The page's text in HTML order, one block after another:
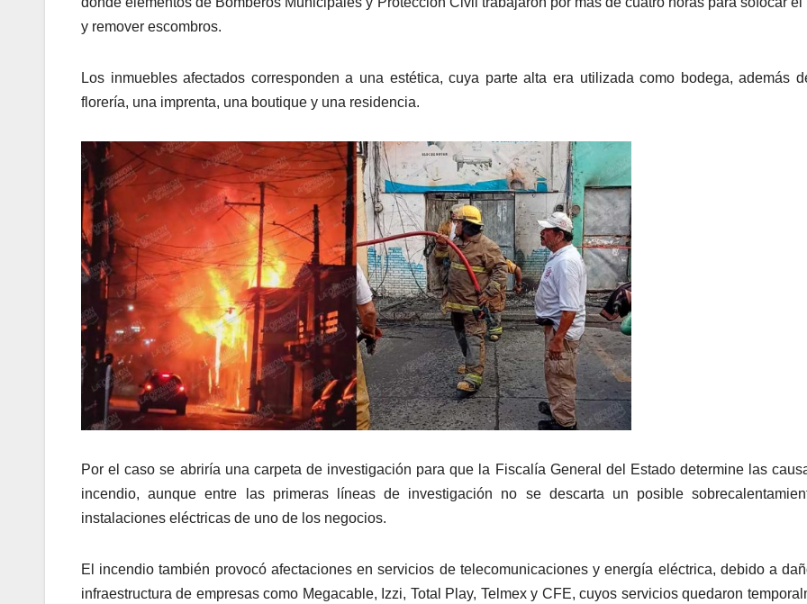
y remover escombros.
Los inmuebles afectados corresponden a una estética, cuya parte alta era utilizada como bodega, además
florería, una imprenta, una boutique y una residencia.
Por el caso se abriría una carpeta de investigación para que la Fiscalía General del Estado determine las
incendio, aunque entre las primeras líneas de investigación no se descarta un posible
instalaciones eléctricas de uno de los negocios.
El incendio también provocó afectaciones en servicios de telecomunicaciones y energía eléctrica, debido a
infraestructura de empresas como Megacable, Izzi, Total Play, Telmex y CFE, cuyos servicios quedaron